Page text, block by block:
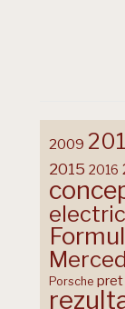
2009
2015 2016
electric
Porsche pret